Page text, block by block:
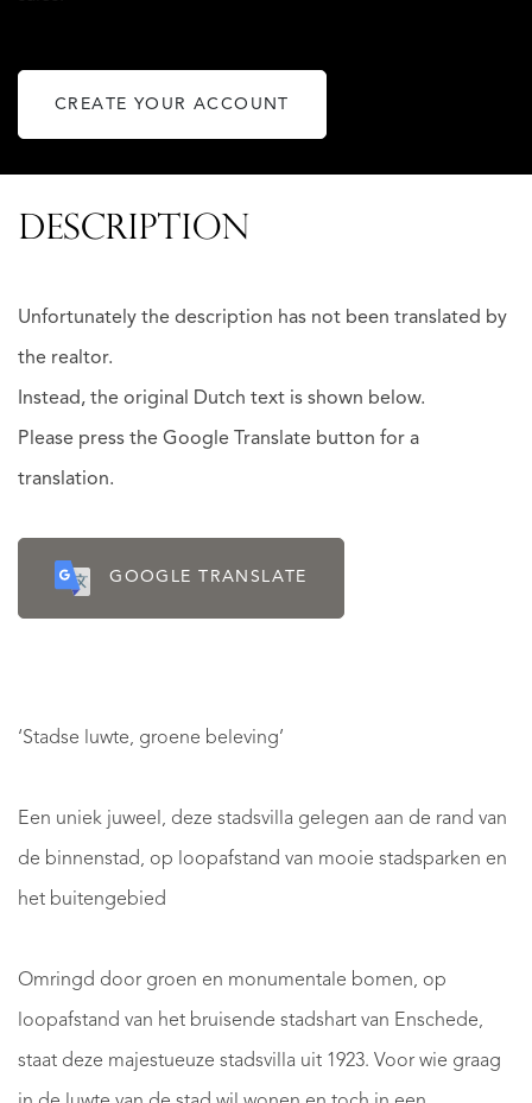
CREATE YOUR ACCOUNT
DESCRIPTION
Unfortunately the description has not been translated by
the realtor.
Instead, the original Dutch text is shown below.
Please press the Google Translate button for a
translation.
GOOGLE TRANSLATE
‘Stadse luwte, groene beleving’
Een uniek juweel, deze stadsvilla gelegen aan de rand van
de binnenstad, op loopafstand van mooie stadsparken en
het buitengebied
Omringd door groen en monumentale bomen, op
loopafstand van het bruisende stadshart van Enschede,
staat deze majestueuze stadsvilla uit 1923. Voor wie graag